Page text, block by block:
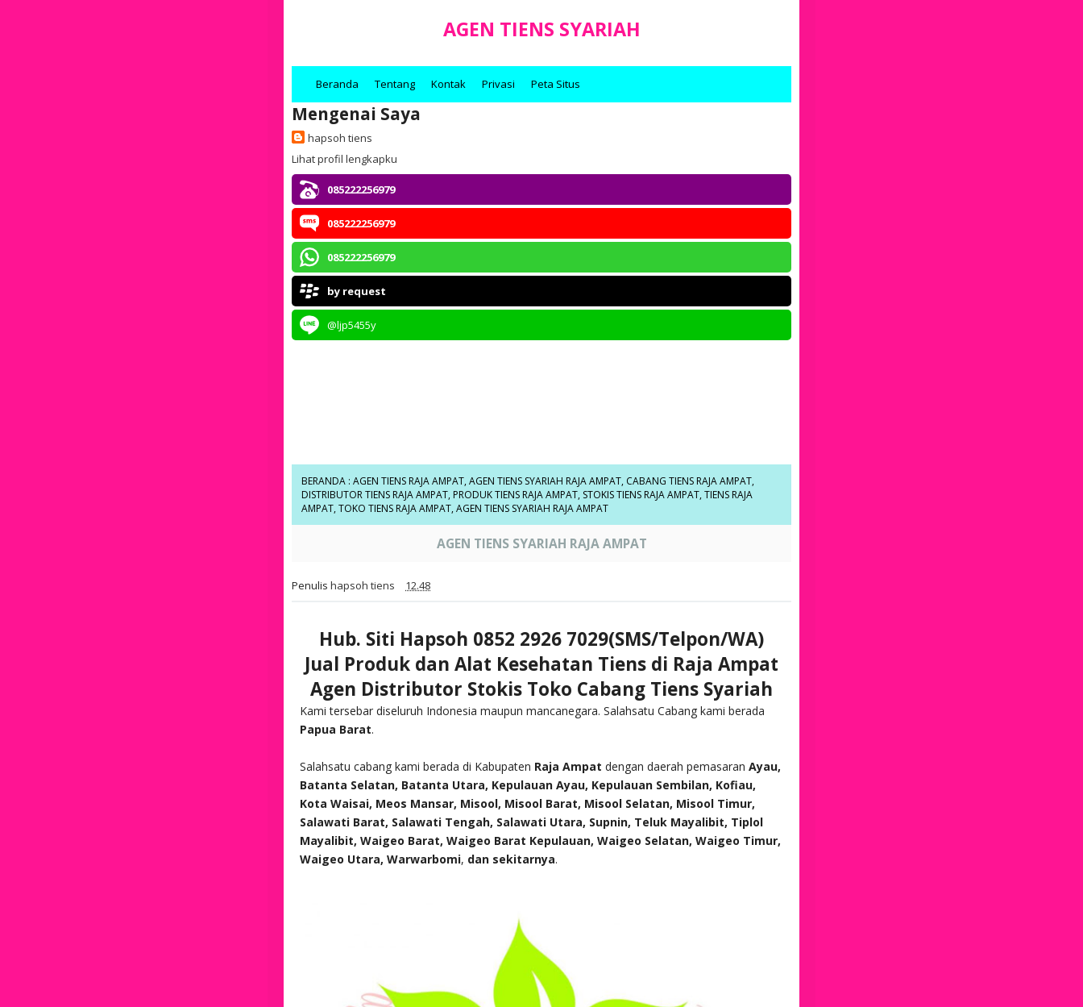
AGEN TIENS SYARIAH
Beranda Tentang Kontak Privasi Peta Situs
Mengenai Saya
hapsoh tiens
Lihat profil lengkapku
085222256979
085222256979
085222256979
by request
@ljp5455y
BERANDA : AGEN TIENS RAJA AMPAT,AGEN TIENS SYARIAH RAJA AMPAT, CABANG TIENS RAJA AMPAT,
DISTRIBUTOR TIENS RAJA AMPAT, PRODUK TIENS RAJA AMPAT, STOKIS TIENS RAJA AMPAT,TIENS RAJA
AMPAT,TOKO TIENS RAJA AMPAT,AGEN TIENS SYARIAH RAJA AMPAT
AGEN TIENS SYARIAH RAJA AMPAT
Penulis hapsoh tiens 12.48
Hub. Siti Hapsoh 0852 2926 7029(SMS/Telpon/WA)
Jual Produk dan Alat Kesehatan Tiens di Raja Ampat
Agen Distributor Stokis Toko Cabang Tiens Syariah
Kami tersebar diseluruh Indonesia maupun mancanegara. Salahsatu Cabang kami berada
Papua Barat.
Salahsatu cabang kami berada di Kabupaten Raja Ampat dengan daerah pemasaran Ayau,
Batanta Selatan, Batanta Utara, Kepulauan Ayau, Kepulauan Sembilan, Kofiau,
Kota Waisai, Meos Mansar, Misool, Misool Barat, Misool Selatan, Misool Timur,
Salawati Barat, Salawati Tengah, Salawati Utara, Supnin, Teluk Mayalibit, Tiplol
Mayalibit, Waigeo Barat, Waigeo Barat Kepulauan, Waigeo Selatan, Waigeo Timur,
Waigeo Utara, Warwarbomi, dan sekitarnya.